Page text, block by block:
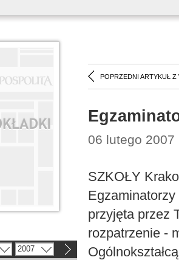
POPRZEDNI ARTYKUŁ Z
06 lutego 2007
SZKOŁY
przyjęta przez
rozpatrzenie -
2007